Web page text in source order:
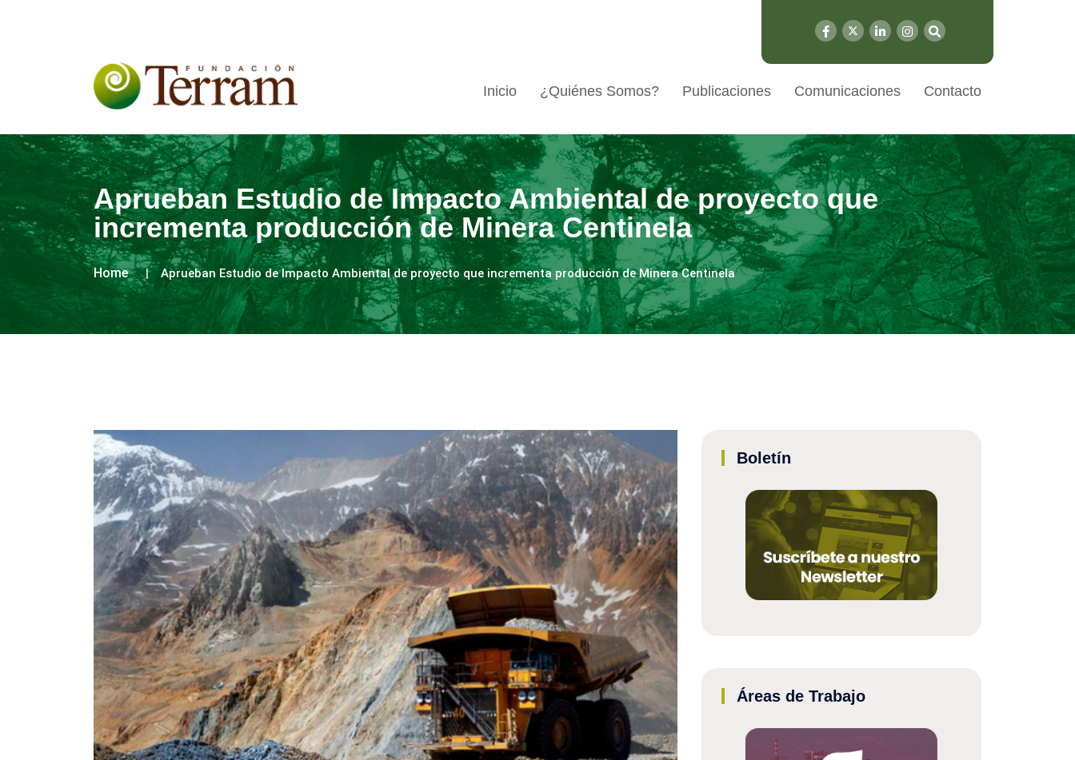
Inicio ¿Quiénes Somos? Publicaciones Comunicaciones Contacto
Aprueban Estudio de Impacto Ambiental de proyecto que
incrementa producción de Minera Centinela
Home Aprueban Estudio de Impacto Ambiental de proyecto que incrementa producción de Minera Centinela
Boletín
Áreas de Trabajo